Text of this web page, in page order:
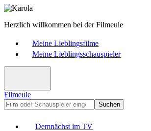
Herzlich willkommen bei der Filmeule
Meine Lieblingsfilme
Meine Lieblingsschauspieler
Filmeule
Suchen
Demnächst im TV